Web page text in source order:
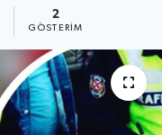
2
GÖSTERIM